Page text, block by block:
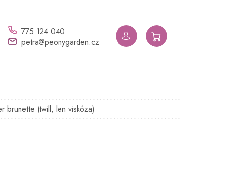
775 124 040
petra@peonygarden.cz
brunette (twill, len viskóza)